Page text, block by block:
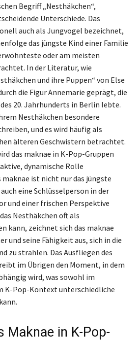
Begriff „Nesthäkchen“,
Unterschiede. Das
auch als Jungvogel bezeichnet,
das jüngste Kind einer Familie
oder am meisten
In der Literatur, wie
und ihre Puppen“ von Else
die Figur Annemarie geprägt, die
20. Jahrhunderts in Berlin lebte.
Nesthäkchen besondere
und es wird häufig als
älteren Geschwistern betrachtet.
das maknae in K-Pop-Gruppen
dynamische Rolle
ist nicht nur das jüngste
eine Schlüsselperson in der
und einer frischen Perspektive
Nesthäkchen oft als
kann, zeichnet sich das maknae
und seine Fähigkeit aus, sich in die
zu strahlen. Das Ausfliegen des
im Übrigen den Moment, in dem
wird, was sowohl im
K-Pop-Kontext unterschiedliche
Maknae in K-Pop-